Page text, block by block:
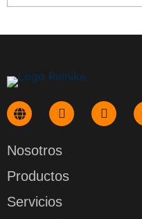
Nosotros
Productos
Servicios